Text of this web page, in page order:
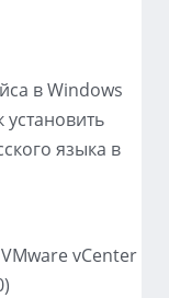
в Windows
установить
языка в
vCenter